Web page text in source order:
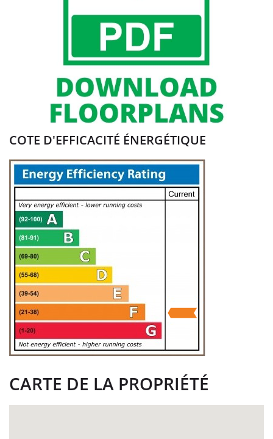
COTE D'EFFICACITÉ ÉNERGÉTIQUE
CARTE DE LA PROPRIÉTÉ